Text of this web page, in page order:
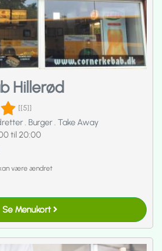
Hillerød
[[5]]
. Burger. Take Away
til 20:00
være ændret
Se Menukort